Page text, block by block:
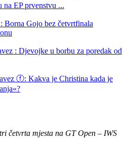
na EP prvenstvu ...
Borna Gojo bez četvrtfinala
: Djevojke u borbu za poredak od
ⓕ: Kakva je Christina kada je
četvrta mjesta na GT Open – IWS